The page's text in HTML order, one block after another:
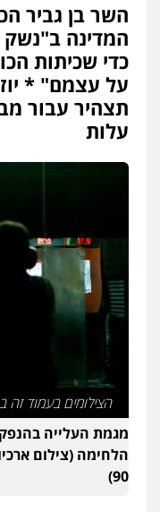
פלילי
גיל
פלילי
פלילי
גל
פלילי
וחקירות
השר בן גביר
המדינה ב"נשק
כדי שכיתות
על עצמם" *
תצהיר עבור
עלות
הצילומים בעמוד זה בהתאם לסעיף
מגמת העלייה
הלחימה (צילום
90)